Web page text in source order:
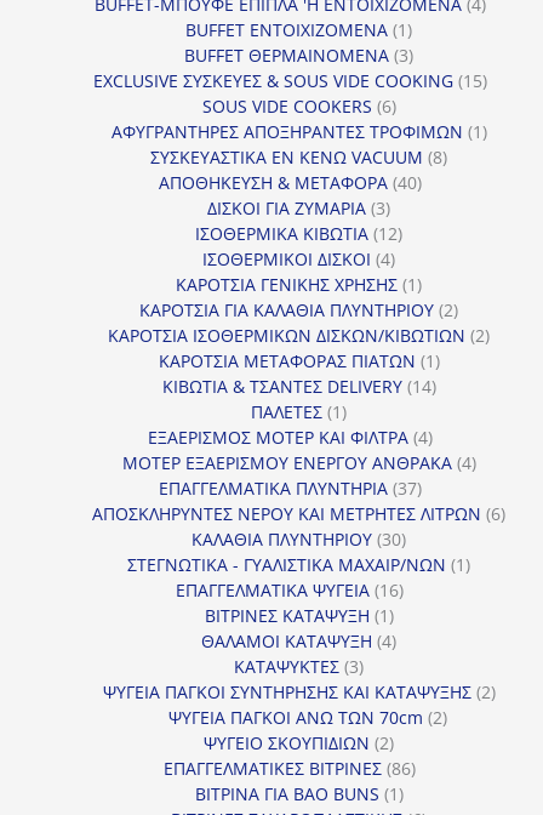
BUFFET ΕΝΤΟΙΧΙΖΟΜΕΝΑ 11
προϊόν
BUFFET ΘΕΡΜΑΙΝΟΜΕΝΑ 33
προϊόντα
EXCLUSIVE ΣΥΣΚΕΥΕΣ & SOUS VIDE COOKING 1515
SOUS VIDE COOKERS 66
προϊόντα
ΑΦΥΓΡΑΝΤΗΡΕΣ ΑΠΟΞΗΡΑΝΤΕΣ ΤΡΟΦΙΜΩΝ 11
ΣΥΣΚΕΥΑΣΤΙΚΑ ΕΝ ΚΕΝΩ VACUUM 88
ΑΠΟΘΗΚΕΥΣΗ & ΜΕΤΑΦΟΡΑ 4040
ΔΙΣΚΟΙ ΓΙΑ ΖΥΜΑΡΙΑ 33
προϊόντα
ΙΣΟΘΕΡΜΙΚΑ ΚΙΒΩΤΙΑ 1212
ΙΣΟΘΕΡΜΙΚΟΙ ΔΙΣΚΟΙ 44
προϊόντα
ΚΑΡΟΤΣΙΑ ΓΕΝΙΚΗΣ ΧΡΗΣΗΣ 11
προϊόν
ΚΑΡΟΤΣΙΑ ΓΙΑ ΚΑΛΑΘΙΑ ΠΛΥΝΤΗΡΙΟΥ 22
προϊόντα
ΚΑΡΟΤΣΙΑ ΙΣΟΘΕΡΜΙΚΩΝ ΔΙΣΚΩΝ/ΚΙΒΩΤΙΩΝ 22
ΚΑΡΟΤΣΙΑ ΜΕΤΑΦΟΡΑΣ ΠΙΑΤΩΝ 11
προϊόν
ΚΙΒΩΤΙΑ & ΤΣΑΝΤΕΣ DELIVERY 1414
ΠΑΛΕΤΕΣ 11
προϊόν
ΕΞΑΕΡΙΣΜΟΣ ΜΟΤΕΡ ΚΑΙ ΦΙΛΤΡΑ 44
προϊόντα
ΜΟΤΕΡ ΕΞΑΕΡΙΣΜΟΥ ΕΝΕΡΓΟΥ ΑΝΘΡΑΚΑ 44
ΕΠΑΓΓΕΛΜΑΤΙΚΑ ΠΛΥΝΤΗΡΙΑ 3737
προϊόντα
ΑΠΟΣΚΛΗΡΥΝΤΕΣ ΝΕΡΟΥ ΚΑΙ ΜΕΤΡΗΤΕΣ ΛΙΤΡΩΝ 66
ΚΑΛΑΘΙΑ ΠΛΥΝΤΗΡΙΟΥ 3030
προϊόντα
ΣΤΕΓΝΩΤΙΚΑ - ΓΥΑΛΙΣΤΙΚΑ ΜΑΧΑΙΡ/ΝΩΝ 11
ΕΠΑΓΓΕΛΜΑΤΙΚΑ ΨΥΓΕΙΑ 1616
ΒΙΤΡΙΝΕΣ ΚΑΤΑΨΥΞΗ 11
προϊόν
ΘΑΛΑΜΟΙ ΚΑΤΑΨΥΞΗ 44
ΚΑΤΑΨΥΚΤΕΣ 33
προϊόντα
ΨΥΓΕΙΑ ΠΑΓΚΟΙ ΣΥΝΤΗΡΗΣΗΣ ΚΑΙ ΚΑΤΑΨΥΞΗΣ 22
ΨΥΓΕΙΑ ΠΑΓΚΟΙ ΑΝΩ ΤΩΝ 70cm 22
ΨΥΓΕΙΟ ΣΚΟΥΠΙΔΙΩΝ 22
προϊόντα
ΕΠΑΓΓΕΛΜΑΤΙΚΕΣ ΒΙΤΡΙΝΕΣ 8686
ΒΙΤΡΙΝΑ ΓΙΑ BAO BUNS 11